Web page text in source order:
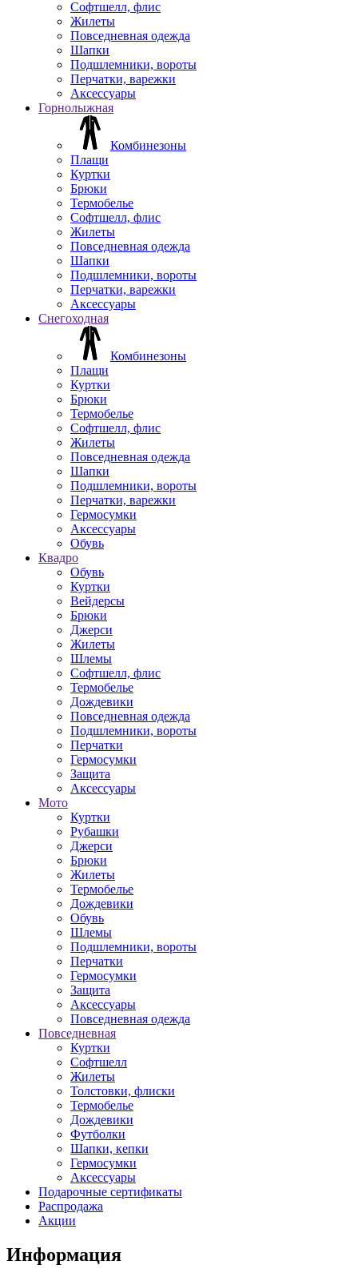
Софтшелл, флис
Жилеты
Повседневная одежда
Шапки
Подшлемники, вороты
Перчатки, варежки
Аксессуары
Горнолыжная
Комбинезоны
Плащи
Куртки
Брюки
Термобелье
Софтшелл, флис
Жилеты
Повседневная одежда
Шапки
Подшлемники, вороты
Перчатки, варежки
Аксессуары
Снегоходная
Комбинезоны
Плащи
Куртки
Брюки
Термобелье
Софтшелл, флис
Жилеты
Повседневная одежда
Шапки
Подшлемники, вороты
Перчатки, варежки
Гермосумки
Аксессуары
Обувь
Квадро
Обувь
Куртки
Вейдерсы
Брюки
Джерси
Жилеты
Шлемы
Софтшелл, флис
Термобелье
Дождевики
Повседневная одежда
Подшлемники, вороты
Перчатки
Гермосумки
Защита
Аксессуары
Мото
Куртки
Рубашки
Джерси
Брюки
Жилеты
Термобелье
Дождевики
Обувь
Шлемы
Подшлемники, вороты
Перчатки
Гермосумки
Защита
Аксессуары
Повседневная одежда
Повседневная
Куртки
Софтшелл
Жилеты
Толстовки, флиски
Термобелье
Дождевики
Футболки
Шапки, кепки
Гермосумки
Аксессуары
Подарочные сертификаты
Распродажа
Акции
Информация